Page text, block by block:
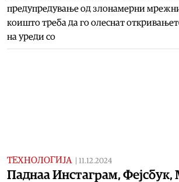
предупредување од злонамерни
коишто треба да го олеснат
на уреди со
ТЕХНОЛОГИЈА 11.12.2024
Паднаа Инстаграм, Фејсбук,